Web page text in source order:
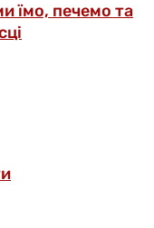
їмо, печемо та